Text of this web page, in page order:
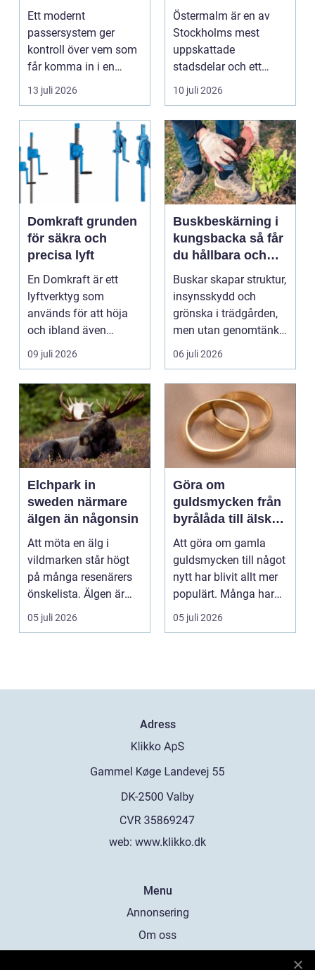
smidigare tillträde
Ett modernt
passersystem ger
kontroll över vem som
får komma in i en
byggnad, när de får
komma in oc...
13 juli 2026
matupplevelser i
en av Stockholms
mest attraktiva
stadsdelar
Östermalm är en av
Stockholms mest
uppskattade
stadsdelar och ett
självklart val f&ou...
10 juli 2026
Domkraft grunden
för säkra och
precisa lyft
En Domkraft är ett
lyftverktyg som
används för att höja
och ibland även
positionera tunga
objekt, so...
09 juli 2026
Buskbeskärning i
kungsbacka så får
du hållbara och
vackra buskar året
runt
Buskar skapar struktur,
insynsskydd och
grönska i trädgården,
men utan genomtänkt
beskärning blir de...
06 juli 2026
Elchpark in
sweden närmare
älgen än någonsin
Att möta en älg i
vildmarken står högt
på många resenärers
önskelista. Älgen är
Skandinaviens ikonis...
05 juli 2026
Göra om
guldsmycken från
byrålåda till älskad
favorit
Att göra om gamla
guldsmycken till något
nytt har blivit allt mer
populärt. Många har
ärvda ringar, ...
05 juli 2026
Adress
web: www.klikko.dk
Menu
Annonsering
Om oss